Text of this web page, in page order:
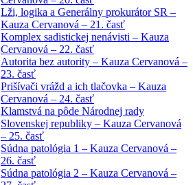
Lži, logika a Generálny prokurátor SR –
Kauza Cervanová – 21. časť
Komplex sadistickej nenávisti – Kauza
Cervanová – 22. časť
Autorita bez autority – Kauza Cervanová –
23. časť
Prišívači vrážd a ich tlačovka – Kauza
Cervanová – 24. časť
Klamstvá na pôde Národnej rady
Slovenskej republiky – Kauza Cervanová
– 25. časť
Súdna patológia 1 – Kauza Cervanová –
26. časť
Súdna patológia 2 – Kauza Cervanová –